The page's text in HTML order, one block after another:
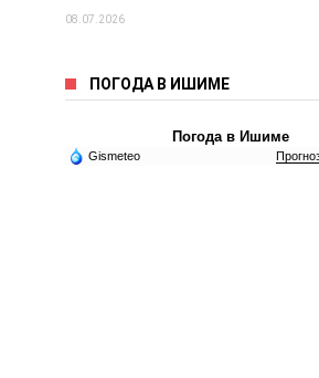
08.07.2026
ПОГОДА В ИШИМЕ
Погода в Ишиме
Gismeteo